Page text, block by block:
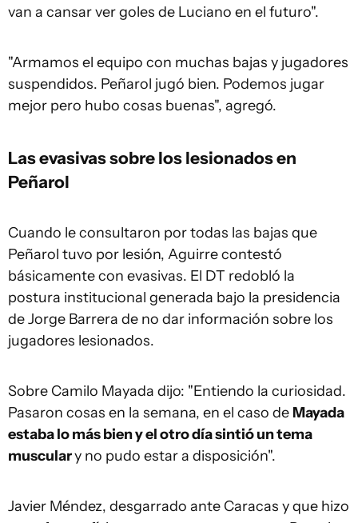
van a cansar ver goles de Luciano en el futuro".
"Armamos el equipo con muchas bajas y jugadores
suspendidos. Peñarol jugó bien. Podemos jugar
mejor pero hubo cosas buenas", agregó.
Las evasivas sobre loslesionados en
Peñarol
Cuando le consultaron por todas las bajas que
Peñarol tuvo por lesión, Aguirre contestó
básicamente con evasivas. El DT redobló la
postura institucional generada bajo la presidencia
de Jorge Barrera de no dar información sobre los
jugadores lesionados.
Sobre Camilo Mayada dijo: "Entiendo la curiosidad.
Pasaron cosas en la semana, en el caso de Mayada
estaba lo más bien y el otro día sintió un tema
musculary no pudo estar a disposición".
Javier Méndez, desgarrado ante Caracas y que hizo